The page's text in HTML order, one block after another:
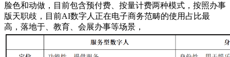
脸色和动做，目前包含预付费、按量计费两种模式，按照办事
版天职歧，目前AI数字人正在电子商务范畴的使用占比最
高，落地于、教育、会展办事等场景，